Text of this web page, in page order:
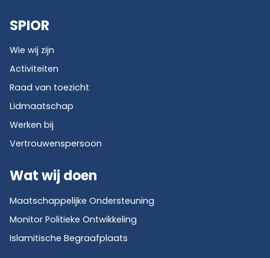
SPIOR
Wie wij zijn
Activiteiten
Raad van toezicht
Lidmaatschap
Werken bij
Vertrouwenspersoon
Wat wij doen
Maatschappelijke Ondersteuning
Monitor Politieke Ontwikkeling
Islamitische Begraafplaats